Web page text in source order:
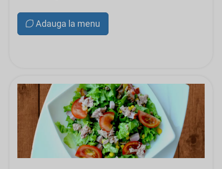
Adauga la menu